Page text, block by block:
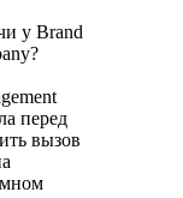
у Brand
перед
вызов